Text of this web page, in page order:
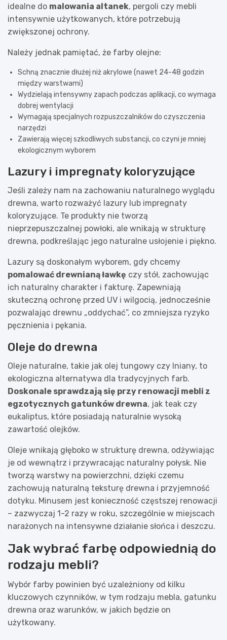
idealne do malowania altanek, pergoli czy mebli
intensywnie użytkowanych, które potrzebują
zwiększonej ochrony.
Należy jednak pamiętać, że farby olejne:
Schną znacznie dłużej niż akrylowe (nawet 24-48 godzin
między warstwami)
Wydzielają intensywny zapach podczas aplikacji, co wymaga
dobrej wentylacji
Wymagają specjalnych rozpuszczalników do czyszczenia
narzędzi
Zawierają więcej szkodliwych substancji, co czyni je mniej
ekologicznym wyborem
Lazury i impregnaty koloryzujące
Jeśli zależy nam na zachowaniu naturalnego wyglądu
drewna, warto rozważyć lazury lub impregnaty
koloryzujące. Te produkty nie tworzą
nieprzepuszczalnej powłoki, ale wnikają w strukturę
drewna, podkreślając jego naturalne usłojenie i piękno.
Lazury są doskonałym wyborem, gdy chcemy
pomalować drewnianą ławkę czy stół, zachowując
ich naturalny charakter i fakturę. Zapewniają
skuteczną ochronę przed UV i wilgocią, jednocześnie
pozwalając drewnu „oddychać”, co zmniejsza ryzyko
pęcznienia i pękania.
Oleje do drewna
Oleje naturalne, takie jak olej tungowy czy lniany, to
ekologiczna alternatywa dla tradycyjnych farb.
Doskonale sprawdzają się przy renowacji mebli z
egzotycznych gatunków drewna, jak teak czy
eukaliptus, które posiadają naturalnie wysoką
zawartość olejków.
Oleje wnikają głęboko w strukturę drewna, odżywiając
je od wewnątrz i przywracając naturalny połysk. Nie
tworzą warstwy na powierzchni, dzięki czemu
zachowują naturalną teksturę drewna i przyjemność
dotyku. Minusem jest konieczność częstszej renowacji
– zazwyczaj 1-2 razy w roku, szczególnie w miejscach
narażonych na intensywne działanie słońca i deszczu.
Jak wybrać farbę odpowiednią do
rodzaju mebli?
Wybór farby powinien być uzależniony od kilku
kluczowych czynników, w tym rodzaju mebla, gatunku
drewna oraz warunków, w jakich będzie on
użytkowany.